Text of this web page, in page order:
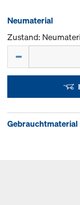
Neumaterial
Zustand:
Gebrauchtmaterial